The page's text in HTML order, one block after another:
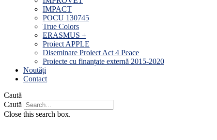
IMPACT
POCU 130745
True Colors
ERASMUS +
Proiect APPLE
Diseminare Proiect Act 4 Peace
Proiecte cu finanțate externă 2015-2020
Noutăți
Contact
Caută
Caută
Close this search box.